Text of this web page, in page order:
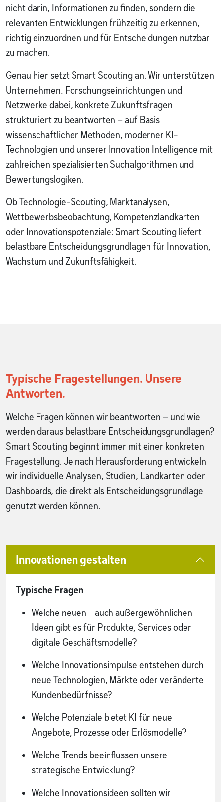
nicht darin, Informationen zu finden, sondern die
relevanten Entwicklungen frühzeitig zu erkennen,
richtig einzuordnen und für Entscheidungen nutzbar
zu machen.
Genau hier setzt Smart Scouting an. Wir unterstützen
Unternehmen, Forschungseinrichtungen und
Netzwerke dabei, konkrete Zukunftsfragen
strukturiert zu beantworten – auf Basis
wissenschaftlicher Methoden, moderner KI-
Technologien und unserer Innovation Intelligence mit
zahlreichen spezialisierten Suchalgorithmen und
Bewertungslogiken.
Ob Technologie-Scouting, Marktanalysen,
Wettbewerbsbeobachtung, Kompetenzlandkarten
oder Innovationspotenziale: Smart Scouting liefert
belastbare Entscheidungsgrundlagen für Innovation,
Wachstum und Zukunftsfähigkeit.
Typische Fragestellungen. Unsere
Antworten.
Welche Fragen können wir beantworten – und wie
werden daraus belastbare Entscheidungsgrundlagen?
Smart Scouting beginnt immer mit einer konkreten
Fragestellung. Je nach Herausforderung entwickeln
wir individuelle Analysen, Studien, Landkarten oder
Dashboards, die direkt als Entscheidungsgrundlage
genutzt werden können.
Innovationen gestalten
Typische Fragen
Welche neuen - auch außergewöhnlichen -
Ideen gibt es für Produkte, Services oder
digitale Geschäftsmodelle?
Welche Innovationsimpulse entstehen durch
neue Technologien, Märkte oder veränderte
Kundenbedürfnisse?
Welche Potenziale bietet KI für neue
Angebote, Prozesse oder Erlösmodelle?
Welche Trends beeinflussen unsere
strategische Entwicklung?
Welche Innovationsideen sollten wir